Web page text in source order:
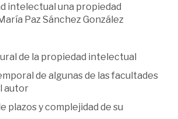
intelectual una propiedad
Paz Sánchez González
de la propiedad intelectual
de algunas de las facultades
autor
plazos y complejidad de su